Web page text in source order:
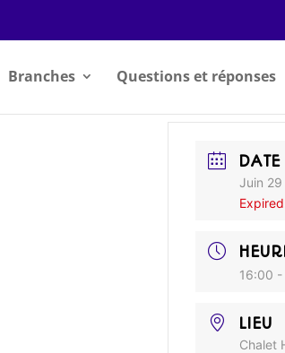
Branches Questions et réponses
DATE
Juin
16:00 -
LIEU
Chalet